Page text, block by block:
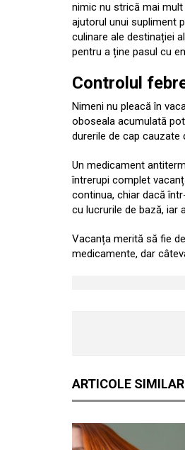
nimic nu strică mai
ajutorul unui supliment
culinare ale destinației
pentru a ține pasul cu
Controlul
Nimeni nu pleacă în
oboseala acumulată
durerile de cap cauzate
Un medicament
întrerupi complet
continua, chiar dacă
cu lucrurile de bază, iar
Vacanța merită să fie
medicamente, dar
ARTICOLE